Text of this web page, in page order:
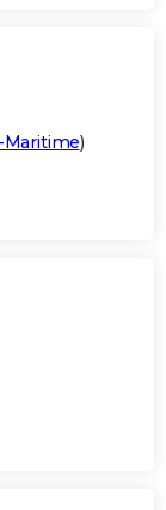
Maritime)